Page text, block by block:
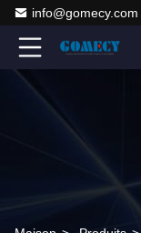
info@gomecy.com